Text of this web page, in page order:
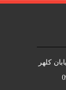
کلهر